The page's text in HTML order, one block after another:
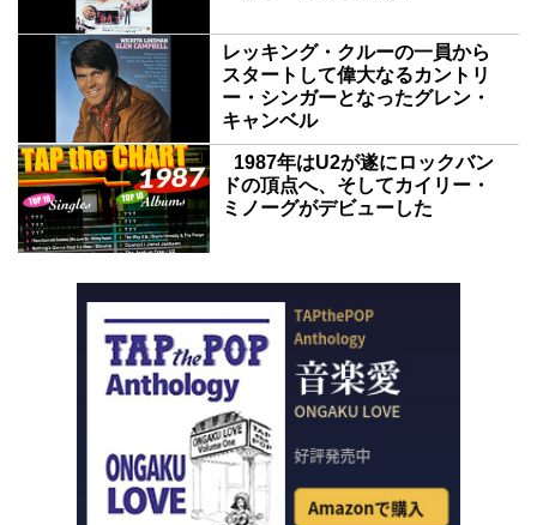
レッキング・クルーの一員から
スタートして偉大なるカントリ
ー・シンガーとなったグレン・
キャンベル
1987年はU2が遂にロックバン
ドの頂点へ、そしてカイリー・
ミノーグがデビューした